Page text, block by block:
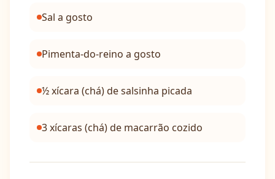
Sal a gosto
Pimenta-do-reino a gosto
½ xícara (chá) de salsinha picada
3 xícaras (chá) de macarrão cozido